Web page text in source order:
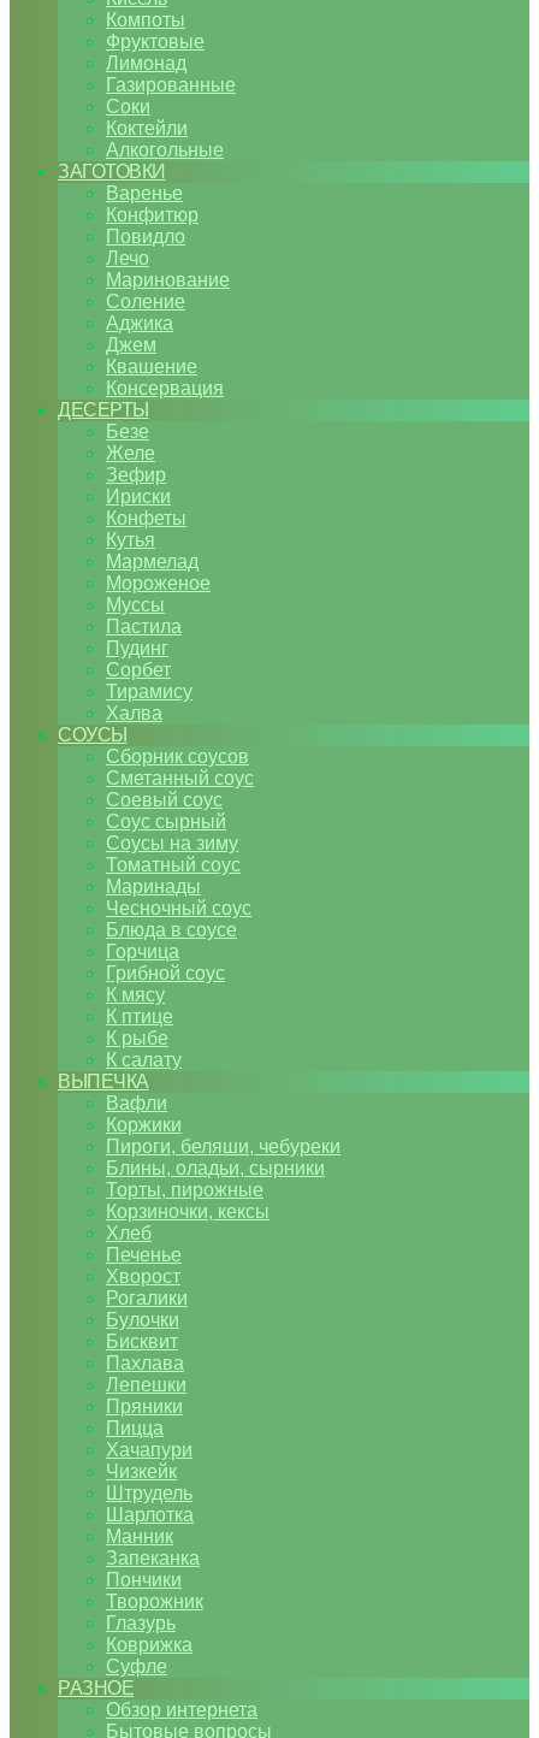
Компоты
Фруктовые
Лимонад
Газированные
Соки
Коктейли
Алкогольные
ЗАГОТОВКИ
Варенье
Конфитюр
Повидло
Лечо
Маринование
Соление
Аджика
Джем
Квашение
Консервация
ДЕСЕРТЫ
Безе
Желе
Зефир
Ириски
Конфеты
Кутья
Мармелад
Мороженое
Муссы
Пастила
Пудинг
Сорбет
Тирамису
Халва
СОУСЫ
Сборник соусов
Сметанный соус
Соевый соус
Соус сырный
Соусы на зиму
Томатный соус
Маринады
Чесночный соус
Блюда в соусе
Горчица
Грибной соус
К мясу
К птице
К рыбе
К салату
ВЫПЕЧКА
Вафли
Коржики
Пироги, беляши, чебуреки
Блины, оладьи, сырники
Торты, пирожные
Корзиночки, кексы
Хлеб
Печенье
Хворост
Рогалики
Булочки
Бисквит
Пахлава
Лепешки
Пряники
Пицца
Хачапури
Чизкейк
Штрудель
Шарлотка
Манник
Запеканка
Пончики
Творожник
Глазурь
Коврижка
Суфле
РАЗНОЕ
Обзор интернета
Бытовые вопросы